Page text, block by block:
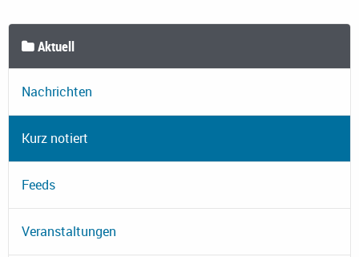
Aktuell
Nachrichten
Kurz notiert
Feeds
Veranstaltungen